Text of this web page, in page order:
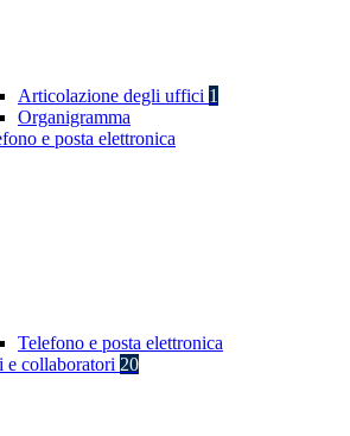
Articolazione degli uffici 1
Organigramma
e posta elettronica
Telefono e posta elettronica
e collaboratori 20